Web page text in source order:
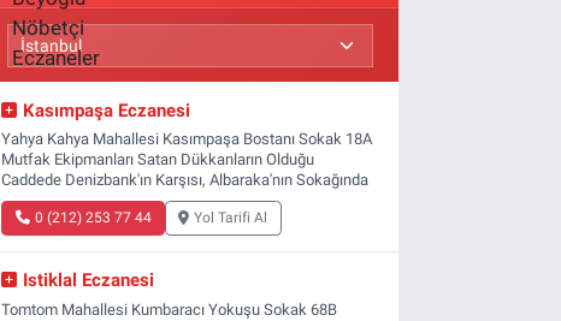
Kasımpaşa Eczanesi
Yahya Kahya Mahallesi Kasımpaşa Bostanı Sokak 18A
Mutfak Ekipmanları Satan Dükkanların Olduğu
Caddede Denizbank'ın Karşısı, Albaraka'nın Sokağında
0 (212) 253 77 44 Yol Tarifi Al
Istiklal Eczanesi
Tomtom Mahallesi Kumbaracı Yokuşu Sokak 68B